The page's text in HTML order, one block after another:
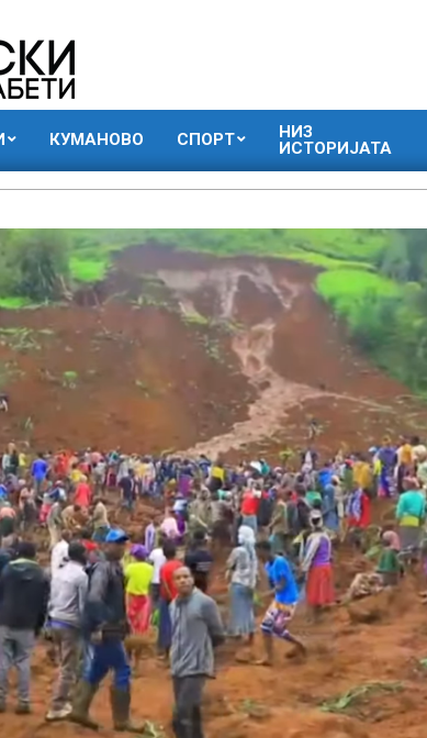
КУМАНОВО СПОРТ
НИЗ
ИСТОРИЈАТА